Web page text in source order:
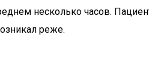
несколько часов.
реже.